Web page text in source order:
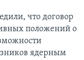
что договор
положений о
ядерным